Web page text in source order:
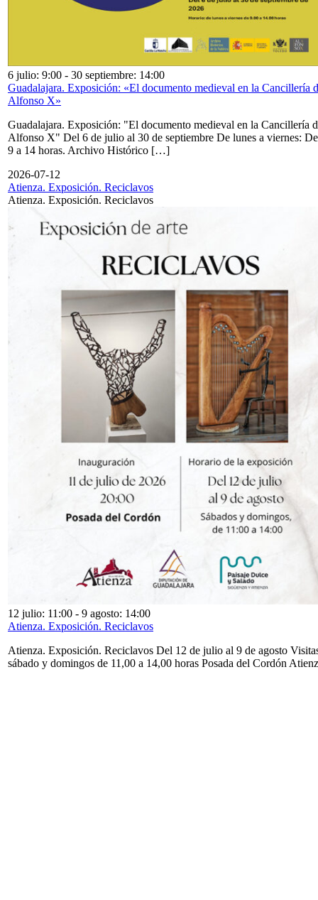
6 julio: 9:00 - 30 septiembre: 14:00
Guadalajara. Exposición: «El documento medieval en la Cancillería
Alfonso X»
Guadalajara. Exposición: "El documento medieval en la Cancillería
Alfonso X" Del 6 de julio al 30 de septiembre De lunes a viernes: De
9 a 14 horas. Archivo Histórico […]
2026-07-12
Atienza. Exposición. Reciclavos
Atienza. Exposición. Reciclavos
12 julio: 11:00 - 9 agosto: 14:00
Atienza. Exposición. Reciclavos
Atienza. Exposición. Reciclavos Del 12 de julio al 9 de agosto
sábado y domingos de 11,00 a 14,00 horas Posada del Cordón